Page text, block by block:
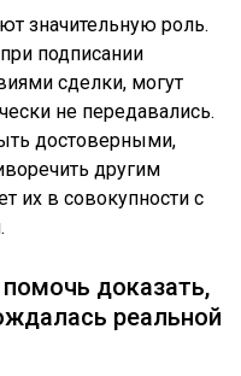
значительную роль.
подписании
сделки, могут
не передавались.
достоверными,
другим
их в совокупности с
доказать,
реальной